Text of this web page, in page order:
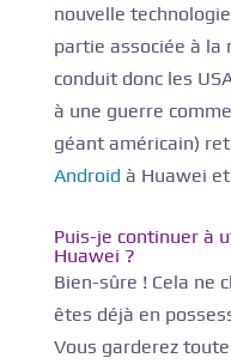
nouvelle
partie associée à la
conduit donc les
à une guerre
géant américain)
Android à Huawei
Puis-je continuer à
Huawei ?
Bien-sûre ! Cela ne
êtes déjà en
Vous garderez